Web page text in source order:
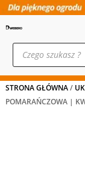
Wyszukiwarka
produktów
STRONA GŁÓWNA/
POMARAŃCZOWA |